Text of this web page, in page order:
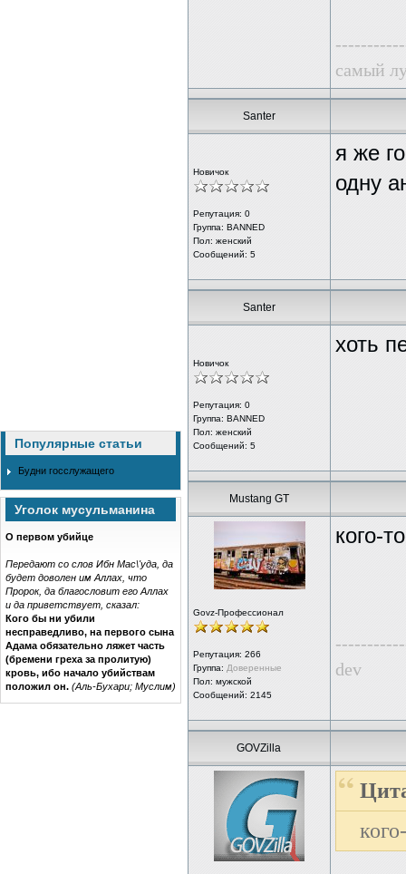
Популярные статьи
Будни госслужащего
Уголок мусульманина
О первом убийце
Передают со слов Ибн Мас\'уда, да
будет доволен им Аллах, что
Пророк, да благословит его Аллах
и да приветствует, сказал:
Кого бы ни убили
несправедливо, на первого сына
Адама обязательно ляжет часть
(бремени греха за пролитую)
кровь, ибо начало убийствам
положил он. (Аль-Бухари; Муслим)
самый
Santer
Новичок
Репутация: 0
Группа: BANNED
Пол: женский
Сообщений: 5
я же
одну
Santer
Новичок
Репутация: 0
Группа: BANNED
Пол: женский
Сообщений: 5
хоть
Mustang GT
Govz-Профессионал
Репутация: 266
Группа: Доверенные
Пол: мужской
Сообщений: 2145
кого-
dev
GOVZilla